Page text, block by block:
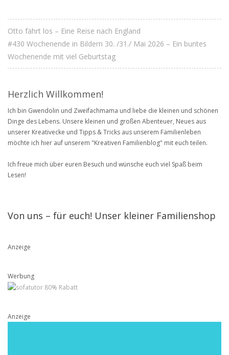
Otto fährt los – Eine Reise nach England
#430 Wochenende in Bildern 30. /31./ Mai 2026 – Ein buntes
Wochenende mit viel Geburtstag
Herzlich Willkommen!
Ich bin Gwendolin und Zweifachmama und liebe die kleinen und schönen
Dinge des Lebens. Unsere kleinen und großen Abenteuer, Neues aus
unserer Kreativecke und Tipps & Tricks aus unserem Familienleben
möchte ich hier auf unserem "Kreativen Familienblog" mit euch teilen.
Ich freue mich über euren Besuch und wünsche euch viel Spaß beim
Lesen!
Von uns – für euch! Unser kleiner Familienshop
Anzeige
Werbung
Anzeige